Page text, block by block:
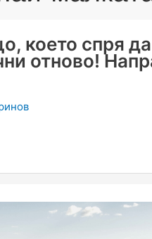
което спря
отново!